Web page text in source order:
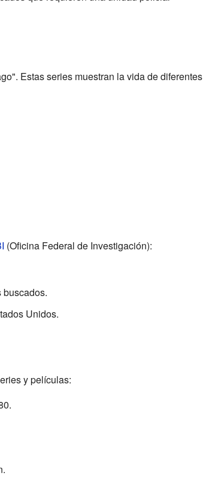
Estas series muestran la vida de diferentes
(Oficina Federal de Investigación):
Unidos.
y películas: